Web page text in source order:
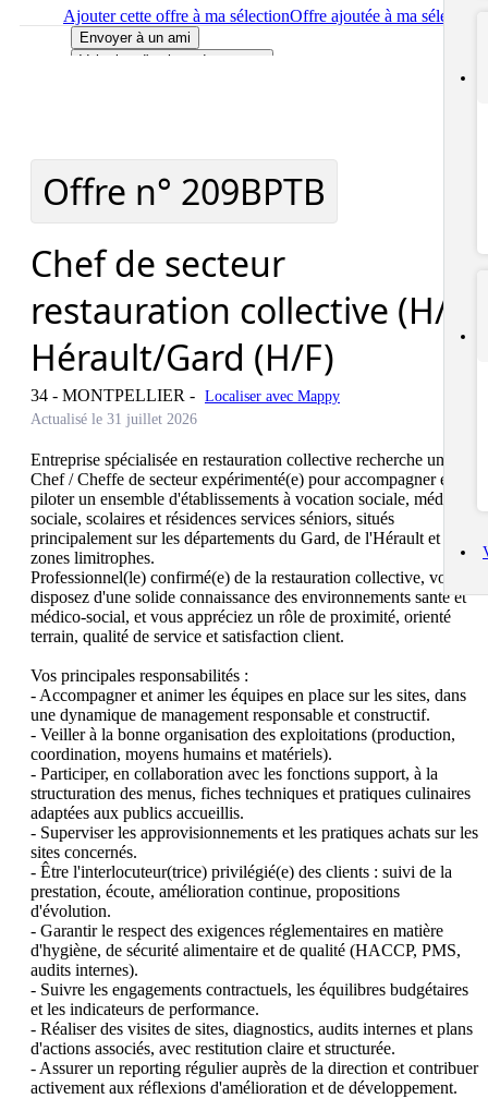
Ajouter cette offre à ma sélectionOffre ajoutée à ma sélection
Envoyer à un ami
Voir plus d'options de partage
Offre n° 209BPTB
Chef de secteur
restauration collective (H/F)
Hérault/Gard (H/F)
34 - MONTPELLIER - Localiser avec Mappy
Actualisé le 31 juillet 2026
Entreprise spécialisée en restauration collective recherche un(e)
Chef / Cheffe de secteur expérimenté(e) pour accompagner et
piloter un ensemble d'établissements à vocation sociale, médico-
sociale, scolaires et résidences services séniors, situés
principalement sur les départements du Gard, de l'Hérault et
zones limitrophes.
Professionnel(le) confirmé(e) de la restauration collective, vous
disposez d'une solide connaissance des environnements santé et
médico-social, et vous appréciez un rôle de proximité, orienté
terrain, qualité de service et satisfaction client.
Vos principales responsabilités :
- Accompagner et animer les équipes en place sur les sites, dans
une dynamique de management responsable et constructif.
- Veiller à la bonne organisation des exploitations (production,
coordination, moyens humains et matériels).
- Participer, en collaboration avec les fonctions support, à la
structuration des menus, fiches techniques et pratiques culinaires
adaptées aux publics accueillis.
- Superviser les approvisionnements et les pratiques achats sur les
sites concernés.
- Être l'interlocuteur(trice) privilégié(e) des clients : suivi de la
prestation, écoute, amélioration continue, propositions
d'évolution.
- Garantir le respect des exigences réglementaires en matière
d'hygiène, de sécurité alimentaire et de qualité (HACCP, PMS,
audits internes).
- Suivre les engagements contractuels, les équilibres budgétaires
et les indicateurs de performance.
- Réaliser des visites de sites, diagnostics, audits internes et plans
d'actions associés, avec restitution claire et structurée.
- Assurer un reporting régulier auprès de la direction et contribuer
activement aux réflexions d'amélioration et de développement.